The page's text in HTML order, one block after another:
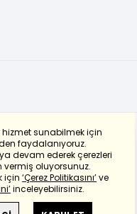
hizmet sunabilmek için
faydalanıyoruz.
devam ederek çerezleri
vermiş oluyorsunuz.
için ‘Çerez Politikasını’ve
inceleyebilirsiniz.